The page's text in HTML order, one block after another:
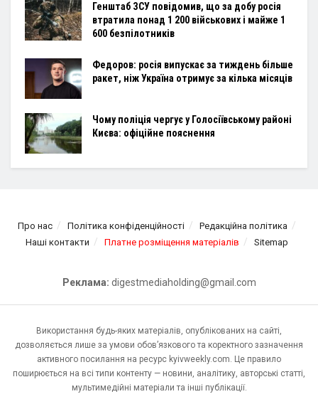
Генштаб ЗСУ повідомив, що за добу росія
втратила понад 1 200 військових і майже 1
600 безпілотників
Федоров: росія випускає за тиждень більше
ракет, ніж Україна отримує за кілька місяців
Чому поліція чергує у Голосіївському районі
Києва: офіційне пояснення
Про нас Політика конфіденційності
Редакційна політика
Наші контакти
Платне розміщення матеріалів Sitemap
Реклама: digestmediaholding@gmail.com
Використання будь-яких матеріалів, опублікованих на сайті,
дозволяється лише за умови обов’язкового та коректного зазначення
активного посилання на ресурс kyivweekly.com. Це правило
поширюється на всі типи контенту — новини, аналітику, авторські статті,
мультимедійні матеріали та інші публікації.